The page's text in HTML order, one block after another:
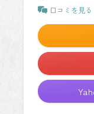
口コミを見る